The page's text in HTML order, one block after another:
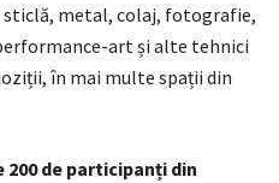
metal, colaj, fotografie,
art și alte tehnici
în mai multe spații din
de participanți din